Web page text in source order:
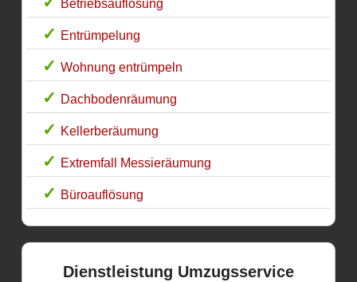
Betriebsauflösung
Entrümpelung
Wohnung entrümpeln
Dachbodenräumung
Kellerberäumung
Extremfall Messieräumung
Büroauflösung
Dienstleistung Umzugsservice